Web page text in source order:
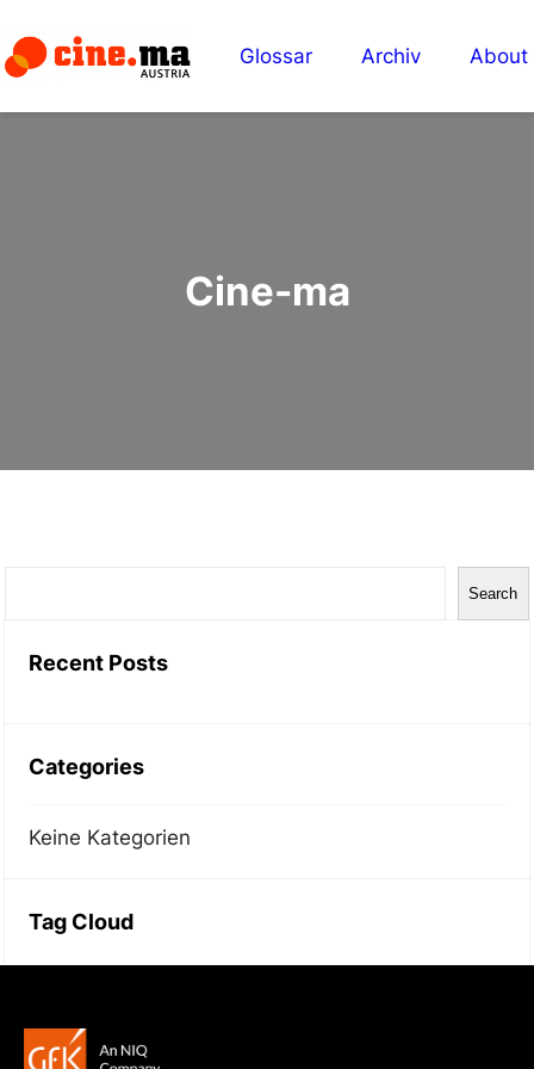
Glossar Archiv About
Cine-ma
Search
Recent Posts
Categories
Keine Kategorien
Tag Cloud